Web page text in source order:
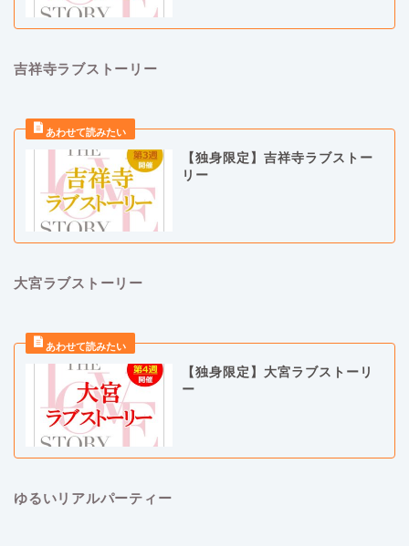
吉祥寺ラブストーリー
【独身限定】吉祥寺ラブストー
リー
大宮ラブストーリー
【独身限定】大宮ラブストーリ
ー
ゆるいリアルパーティー